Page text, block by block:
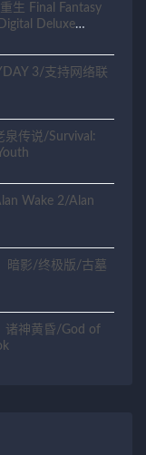
生 Final Fantasy
Deluxe
3/支持网络联
泉传说/Survival:
Wake 2/Alan
暗影/终极版/古墓
诸神黄昏/God of